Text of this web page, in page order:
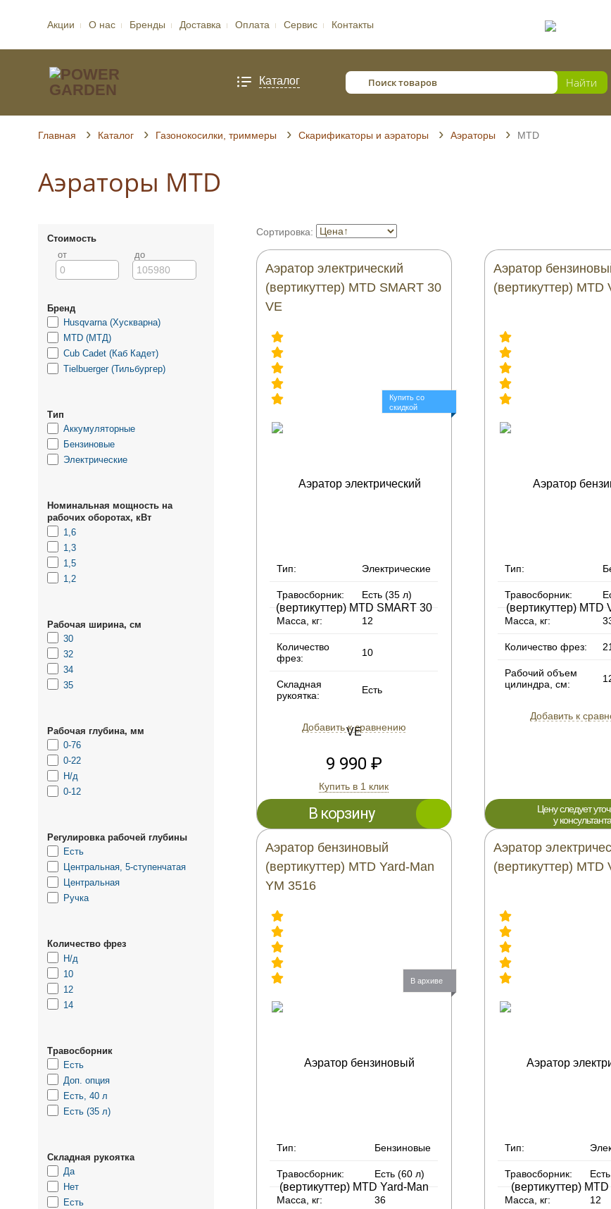
Акции О нас Бренды Доставка Оплата Сервис Контакты
Каталог
Главная Каталог Газонокосилки, триммеры Скарификаторы и аэраторы Аэраторы MTD
Аэраторы MTD
Стоимость
от
до
Бренд
Husqvarna (Хускварна)
MTD (МТД)
Cub Cadet (Кaб Кадет)
Tielbuerger (Тильбургер)
Тип
Аккумуляторные
Бензиновые
Электрические
Номинальная мощность на
рабочих оборотах, кВт
1,6
1,3
1,5
1,2
Рабочая ширина, см
30
32
34
35
Рабочая глубина, мм
0-76
0-22
Н/д
0-12
Регулировка рабочей глубины
Есть
Центральная, 5-ступенчатая
Центральная
Ручка
Количество фрез
Н/д
10
12
14
Травосборник
Есть
Доп. опция
Есть, 40 л
Есть (35 л)
Складная рукоятка
Да
Нет
Есть
Сортировка:
Аэратор электрический
(вертикуттер) MTD SMART 30
VE
Купить со
скидкой
Тип: Электрические
Травосборник: Есть (35 л)
Масса, кг: 12
Количество
фрез:
10
Складная
рукоятка:
Есть
Добавить к сравнению
9 990 ₽
Купить в 1 клик
В корзину
Аэратор
(вертикуттер) MTD
Тип:
Травосборник:
Масса, кг:
Количество фрез: 21
Рабочий объем
цилиндра, см:
Добавить к
Цену следует
у консультанта
Аэратор бензиновый
(вертикуттер) MTD Yard-Man
YM 3516
В архиве
Тип: Бензиновые
Травосборник: Есть (60 л)
Масса, кг: 36
Аэратор
(вертикуттер) MTD
Тип:
Травосборник:
Масса, кг: 12